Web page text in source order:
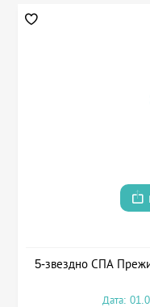
5-звездно СПА
Дата: